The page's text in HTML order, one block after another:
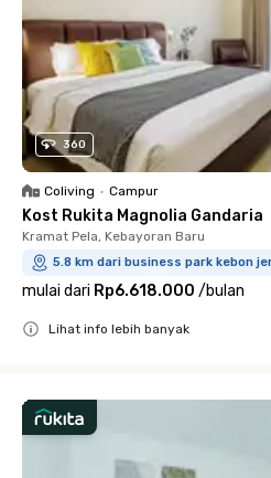
360
Coliving • Campur
Kost Rukita Magnolia Gandaria
Kramat Pela, Kebayoran Baru
5.8 km dari business park kebon
mulai dari Rp6.618.000 /bulan
Lihat info lebih banyak